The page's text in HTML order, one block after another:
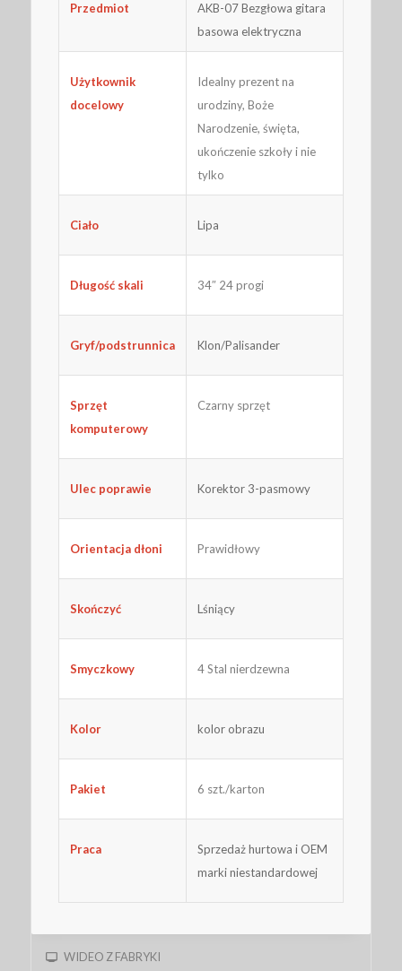
Przedmiot
AKB-07 Bezgłowa gitara
basowa elektryczna
Użytkownik
docelowy
Idealny prezent na
urodziny, Boże
Narodzenie, święta,
ukończenie szkoły i nie
tylko
Ciało Lipa
Długość skali 34″ 24 progi
Gryf/podstrunnica Klon/Palisander
Sprzęt
komputerowy
Czarny sprzęt
Ulec poprawie Korektor 3-pasmowy
Orientacja dłoni Prawidłowy
Skończyć Lśniący
Smyczkowy 4 Stal nierdzewna
Kolor kolor obrazu
Pakiet 6 szt./karton
Praca
Sprzedaż hurtowa i OEM
marki niestandardowej
WIDEO Z FABRYKI